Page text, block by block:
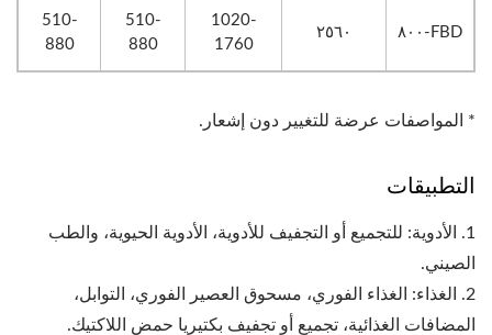
FBD-٨٠٠ ٢٥٦٠
1020-
1760
510-
880
510-
880
* المواصفات عرضة للتغيير دون إشعار.
التطبيقات
1. الأدوية: للتجميع أو التجفيف للأدوية، الأدوية الحيوية، والطب
الصيني.
2. الغذاء: الغذاء الفوري، مسحوق العصير الفوري، التوابل،
المضافات الغذائية، تجميع أو تجفيف بكتيريا حمض اللاكتيك.